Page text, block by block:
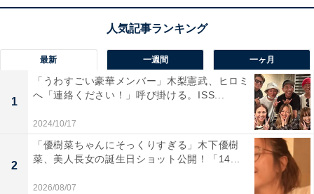
最新 一週間 一ヶ月
1
「うわすごい豪華メンバー」木梨憲武、ヒロミ
へ「連絡ください！」呼び掛ける。ISS...
2024/10/17
2
「優樹菜ちゃんにそっくりすぎる」木下優樹
菜、美人長女の誕生日ショット公開！「14...
2026/08/07